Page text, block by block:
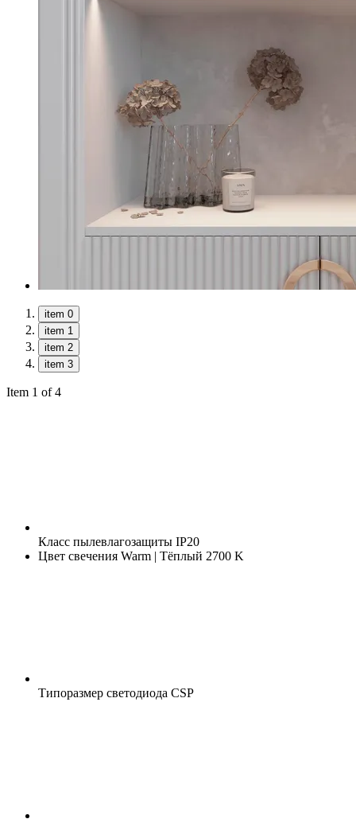
item 0
item 1
item 2
item 3
Item 1 of 4
Класс пылевлагозащиты IP20
Цвет свечения Warm | Тёплый 2700 K
Типоразмер светодиода CSP